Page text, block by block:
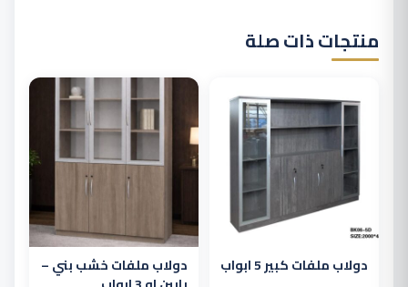
منتجات ذات صلة
دولاب ملفات كبير 5 ابواب
دولاب ملفات خشب بني –
هناك
العديد
من
الأشكال
المنتج.
يمكن